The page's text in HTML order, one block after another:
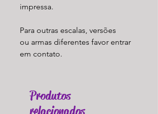
impressa.
Para outras escalas, versões
ou armas diferentes favor entrar
em contato.
Produtos